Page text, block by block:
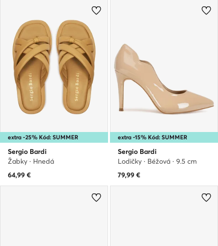
extra -25% Kód: SUMMER
Sergio Bardi
Žabky · Hnedá
64,99 €
extra -15% Kód: SUMMER
Sergio Bardi
Lodičky · Béžová · 9.5 cm
79,99 €